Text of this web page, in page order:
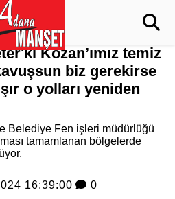
Kozan’ımız temiz
biz gerekirse
o yolları yeniden
Belediye Fen işleri müdürlüğü
tamamlanan bölgelerde
16:39:00 0